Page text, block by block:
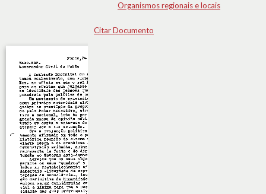
Organismos regionais e locais
Citar Documento